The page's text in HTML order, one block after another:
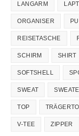
LANGARM
ORGANISER
REISETASCHE
SCHIRM SHIRT
SOFTSHELL
SWEAT
TOP
V-TEE ZIPPER